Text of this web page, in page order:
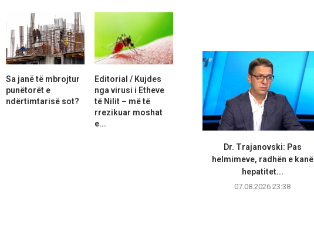
Dr. Trajanovski: Pas
helmimeve, radhën e kanë
hepatitet...
07.08.2026 23:38
Sa janë të mbrojtur
punëtorët e
ndërtimtarisë sot?
Editorial / Kujdes
nga virusi i Etheve
të Nilit – më të
rrezikuar moshat
e...